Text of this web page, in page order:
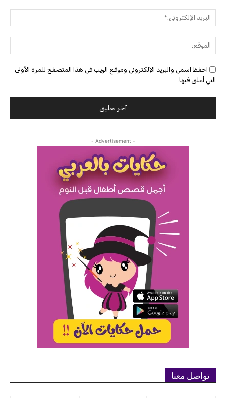
احفظ اسمي والبريد الإلكتروني وموقع الويب في هذا المتصفح للمرة الأولى
التي أعلق فيها.
- Advertisement -
تواصل معنا